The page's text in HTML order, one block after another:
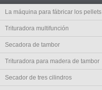
La máquina para fábricar los pellets
Trituradora multifunción
Secadora de tambor
Trituradora para madera de tambor
Secador de tres cilindros